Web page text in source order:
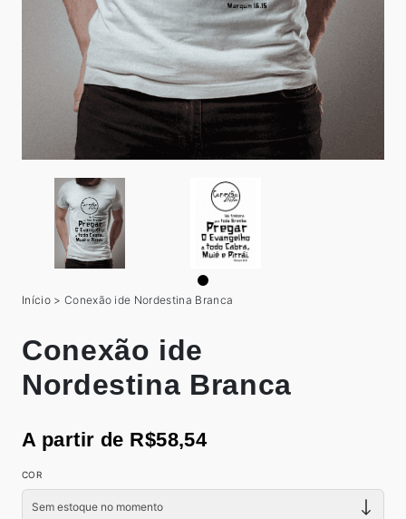
Início > Conexão ide Nordestina Branca
Conexão ide
Nordestina Branca
A partir de R$58,54
COR